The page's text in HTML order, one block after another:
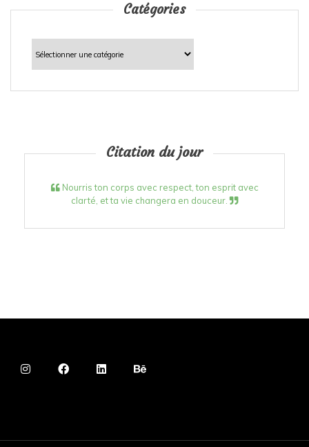
Catégories
Catégories
Citation du jour
Nourris ton corps avec respect, ton esprit avec
clarté, et ta vie changera en douceur.